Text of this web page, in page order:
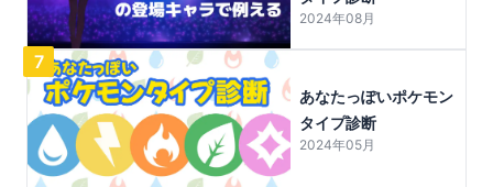
2024年08月
7
あなたっぽいポケモン
タイプ診断
2024年05月